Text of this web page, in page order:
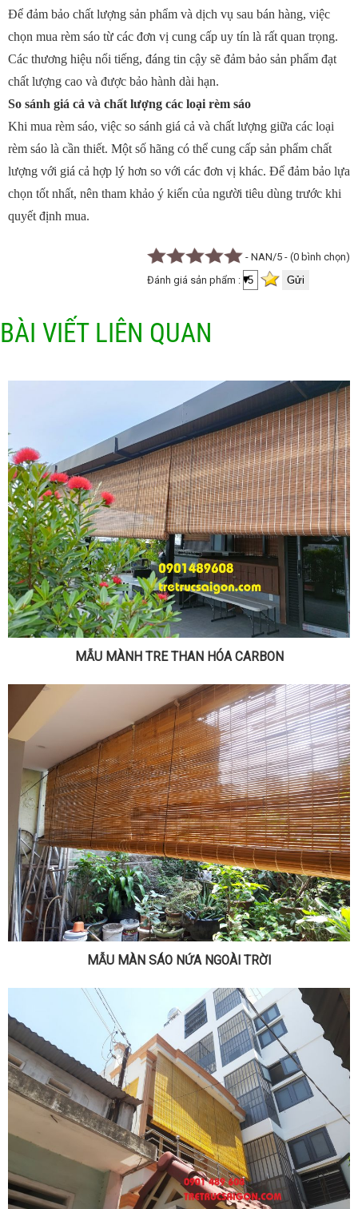
Để đảm bảo chất lượng sản phẩm và dịch vụ sau bán hàng, việc
chọn mua rèm sáo từ các đơn vị cung cấp uy tín là rất quan trọng.
Các thương hiệu nổi tiếng, đáng tin cậy sẽ đảm bảo sản phẩm đạt
chất lượng cao và được bảo hành dài hạn.
So sánh giá cả và chất lượng các loại rèm sáo
Khi mua rèm sáo, việc so sánh giá cả và chất lượng giữa các loại
rèm sáo là cần thiết. Một số hãng có thể cung cấp sản phẩm chất
lượng với giá cả hợp lý hơn so với các đơn vị khác. Để đảm bảo lựa
chọn tốt nhất, nên tham khảo ý kiến của người tiêu dùng trước khi
quyết định mua.
- NAN/5 - (0 bình chọn)
Đánh giá sản phẩm :
BÀI VIẾT LIÊN QUAN
MẪU MÀNH TRE THAN HÓA CARBON
MẪU MÀN SÁO NỨA NGOÀI TRỜI